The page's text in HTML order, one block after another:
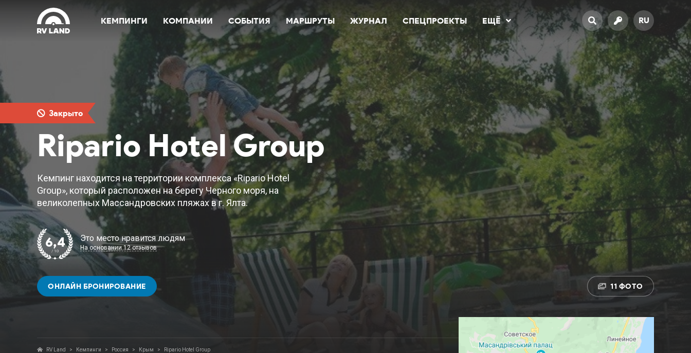
КЕМПИНГИ КОМПАНИИ СОБЫТИЯ МАРШРУТЫ ЖУРНАЛ СПЕЦПРОЕКТЫ ЕЩЁ RU
Закрыто
Ripario Hotel Group
Кемпинг находится на территории комплекса «Ripario Hotel
Group», который расположен на берегу Черного моря, на
великолепных Массандровских пляжах в г. Ялта.
6,4
/ 10
Это место нравится людям
На основании 12 отзывов
ОНЛАЙН БРОНИРОВАНИЕ 11 ФОТО
RV Land > Кемпинги > Россия > Крым > Ripario Hotel Group